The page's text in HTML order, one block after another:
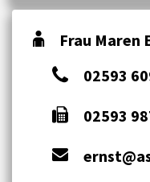
Frau Maren
02593
02593